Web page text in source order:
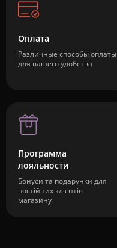
Оплата
Различные способы оплаты
для вашего удобства
Программа
лояльности
Бонуси та подарунки для
постійних клієнтів
магазину